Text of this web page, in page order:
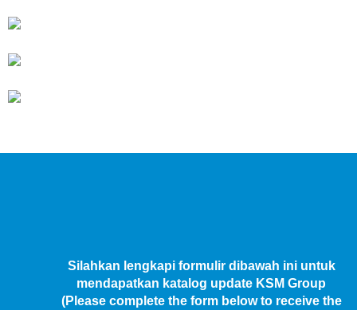
Silahkan lengkapi formulir dibawah ini untuk
mendapatkan katalog update KSM Group
(Please complete the form below to receive the